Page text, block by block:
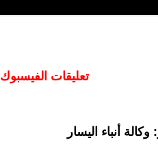
تعليقات الفيسبوك
أنباء اليسار